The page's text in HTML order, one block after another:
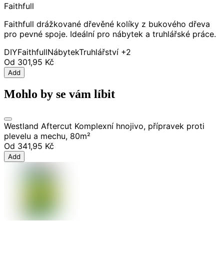
Faithfull
Faithfull drážkované dřevěné kolíky z bukového dřeva
pro pevné spoje. Ideální pro nábytek a truhlářské práce.
DIYFaithfullNábytekTruhlářství +2
Od 301,95 Kč
Add
Mohlo by se vám líbit
Westland Aftercut Komplexní hnojivo, přípravek proti
plevelu a mechu, 80m²
Od 341,95 Kč
Add